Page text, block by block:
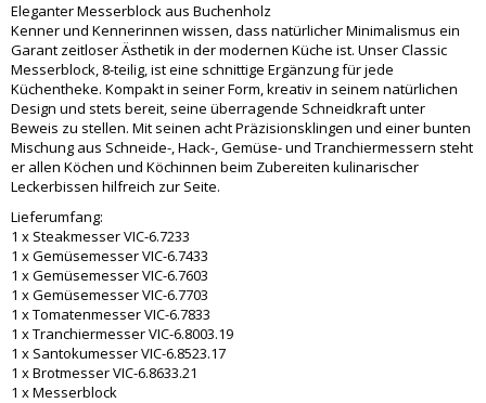
Eleganter Messerblock aus Buchenholz
Kenner und Kennerinnen wissen, dass natürlicher Minimalismus ein
Garant zeitloser Ästhetik in der modernen Küche ist. Unser Classic
Messerblock, 8-teilig, ist eine schnittige Ergänzung für jede
Küchentheke. Kompakt in seiner Form, kreativ in seinem natürlichen
Design und stets bereit, seine überragende Schneidkraft unter
Beweis zu stellen. Mit seinen acht Präzisionsklingen und einer bunten
Mischung aus Schneide-, Hack-, Gemüse- und Tranchiermessern steht
er allen Köchen und Köchinnen beim Zubereiten kulinarischer
Leckerbissen hilfreich zur Seite.
Lieferumfang:
1 x Steakmesser VIC-6.7233
1 x Gemüsemesser VIC-6.7433
1 x Gemüsemesser VIC-6.7603
1 x Gemüsemesser VIC-6.7703
1 x Tomatenmesser VIC-6.7833
1 x Tranchiermesser VIC-6.8003.19
1 x Santokumesser VIC-6.8523.17
1 x Brotmesser VIC-6.8633.21
1 x Messerblock